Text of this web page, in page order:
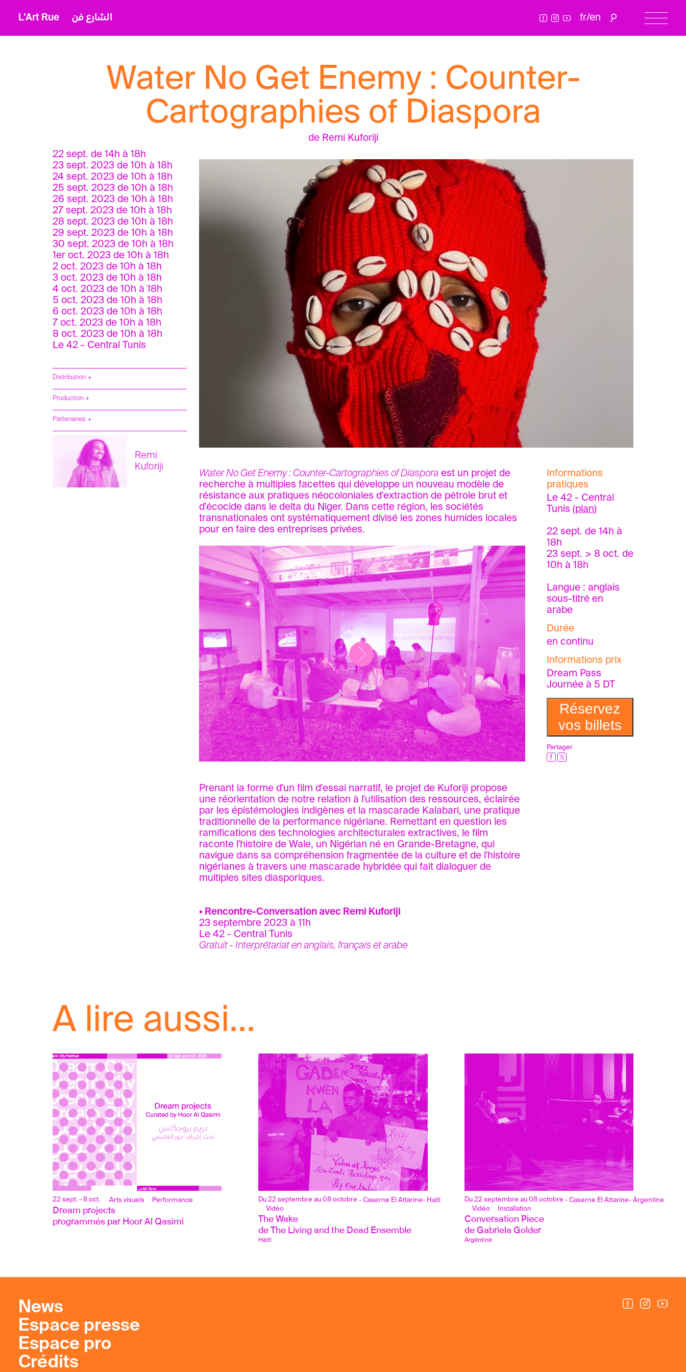
L'Art Rue الشارع فن fr/en
Water No Get Enemy : Counter-
Cartographies of Diaspora
de Remi Kuforiji
22 sept. de 14h à 18h
23 sept. 2023 de 10h à 18h
24 sept. 2023 de 10h à 18h
25 sept. 2023 de 10h à 18h
26 sept. 2023 de 10h à 18h
27 sept. 2023 de 10h à 18h
28 sept. 2023 de 10h à 18h
29 sept. 2023 de 10h à 18h
30 sept. 2023 de 10h à 18h
1er oct. 2023 de 10h à 18h
2 oct. 2023 de 10h à 18h
3 oct. 2023 de 10h à 18h
4 oct. 2023 de 10h à 18h
5 oct. 2023 de 10h à 18h
6 oct. 2023 de 10h à 18h
7 oct. 2023 de 10h à 18h
8 oct. 2023 de 10h à 18h
Le 42 - Central Tunis
Distribution +
Production +
Partenaires +
Remi
Kuforiji
Water No Get Enemy : Counter-Cartographies of Diaspora est un projet de
recherche à multiples facettes qui développe un nouveau modèle de
résistance aux pratiques néocoloniales d'extraction de pétrole brut et
d'écocide dans le delta du Niger. Dans cette région, les sociétés
transnationales ont systématiquement divisé les zones humides locales
pour en faire des entreprises privées.
Prenant la forme d'un film d'essai narratif, le projet de Kuforiji propose
une réorientation de notre relation à l'utilisation des ressources, éclairée
par les épistémologies indigènes et la mascarade Kalabari, une pratique
traditionnelle de la performance nigériane. Remettant en question les
ramifications des technologies architecturales extractives, le film
raconte l'histoire de Wale, un Nigérian né en Grande-Bretagne, qui
navigue dans sa compréhension fragmentée de la culture et de l'histoire
nigérianes à travers une mascarade hybridée qui fait dialoguer de
multiples sites diasporiques.
▪ Rencontre-Conversation avec Remi Kuforiji
23 septembre 2023 à 11h
Le 42 - Central Tunis
Gratuit - Interprétariat en anglais, français et arabe
Informations
pratiques
Le 42 - Central
Tunis (plan)
22 sept. de 14h à
18h
23 sept. > 8 oct. de
10h à 18h
Langue : anglais
sous-titré en
arabe
Durée
en continu
Informations prix
Dream Pass
Journée à 5 DT
Réservez
vos billets
Partager
A lire aussi...
22 sept. - 8 oct. Arts visuels Performance
Dream projects
programmés par Hoor Al Qasimi
Du 22 septembre au 08 octobre- Caserne El Attarine- Haiti
Vidéo
The Wake
de The Living and the Dead Ensemble
Haiti
Du 22 septembre au 08 octobre - Caserne El Attarine- Argentine
Vidéo
Installation
Conversation Piece
de Gabriela Golder
Argentine
News
Espace presse
Espace pro
Crédits